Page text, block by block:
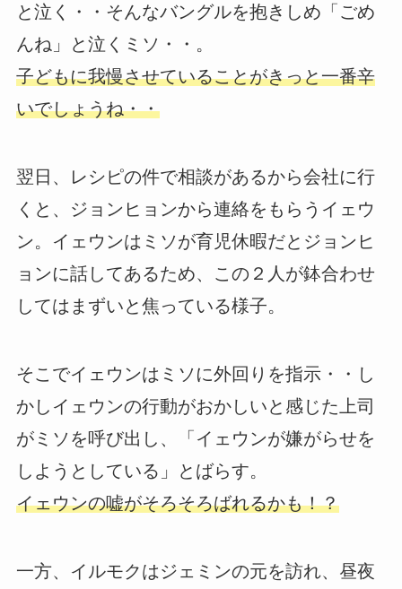
と泣く・・そんなバングルを抱きしめ「ごめ
んね」と泣くミソ・・。
子どもに我慢させていることがきっと一番辛
いでしょうね・・
翌日、レシピの件で相談があるから会社に行
くと、ジョンヒョンから連絡をもらうイェウ
ン。イェウンはミソが育児休暇だとジョンヒ
ョンに話してあるため、この２人が鉢合わせ
してはまずいと焦っている様子。
そこでイェウンはミソに外回りを指示・・し
かしイェウンの行動がおかしいと感じた上司
がミソを呼び出し、「イェウンが嫌がらせを
しようとしている」とばらす。
イェウンの嘘がそろそろばれるかも！？
一方、イルモクはジェミンの元を訪れ、昼夜